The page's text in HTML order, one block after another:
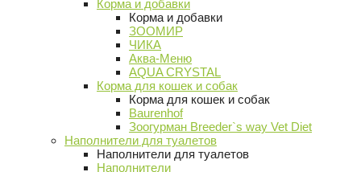
Корма и добавки
Корма и добавки
ЗООМИР
ЧИКА
Аква-Меню
AQUA CRYSTAL
Корма для кошек и собак
Корма для кошек и собак
Baurenhof
Зоогурман Breeder`s way Vet Diet
Наполнители для туалетов
Наполнители для туалетов
Наполнители